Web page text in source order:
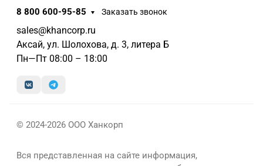
8 800 600-95-85 Заказать звонок
sales@khancorp.ru
Аксай, ул. Шолохова, д. 3, литера Б
Пн—Пт 08:00 – 18:00
© 2024-2026 ООО Ханкорп
Вся представленная на сайте информация,